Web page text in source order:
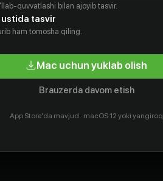
Софья
Райзман
Aktyor
Дмитрий
quvvatlashi bilan ajoyib tasvir.
ustida tasvir
ham tomosha qiling.
Mac uchun yuklab olish
Brauzerda davom etish
App Store'da mavjud · macOS 12 yoki yangiroq